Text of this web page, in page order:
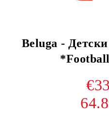
Beluga -